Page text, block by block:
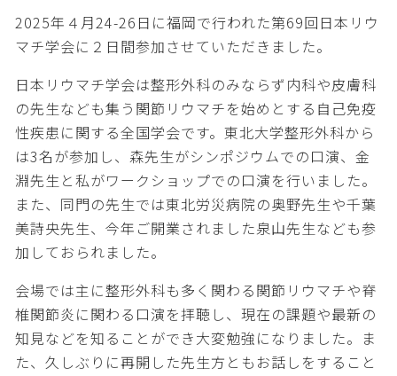
2025年４月24-26日に福岡で行われた第69回日本リウ
マチ学会に２日間参加させていただきました。
日本リウマチ学会は整形外科のみならず内科や皮膚科
の先生なども集う関節リウマチを始めとする自己免疫
性疾患に関する全国学会です。東北大学整形外科から
は3名が参加し、森先生がシンポジウムでの口演、金
淵先生と私がワークショップでの口演を行いました。
また、同門の先生では東北労災病院の奥野先生や千葉
美詩央先生、今年ご開業されました泉山先生なども参
加しておられました。
会場では主に整形外科も多く関わる関節リウマチや脊
椎関節炎に関わる口演を拝聴し、現在の課題や最新の
知見などを知ることができ大変勉強になりました。ま
た、久しぶりに再開した先生方ともお話しをすること